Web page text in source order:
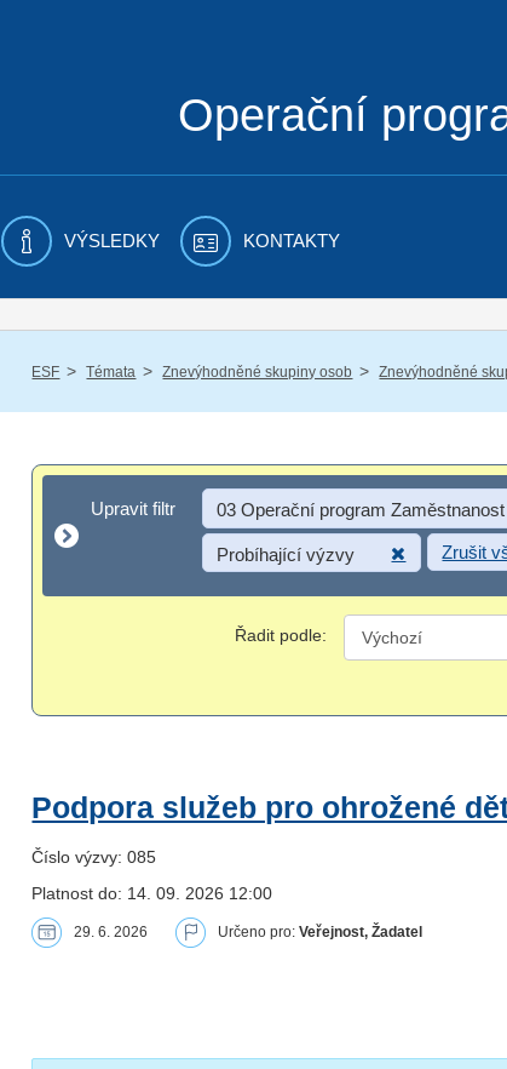
Operační
VÝSLEDKY KONTAKTY
ESF / Témata / Znevýhodněné skupiny osob / Znevýhodněné
Upravit filtr
Upravit filtr 03 Operační program
Probíhající výzvy Zrušit
Řadit podle:
Podpora služeb pro ohrožené
Číslo výzvy: 085
Platnost do: 14. 09. 2026 12:00
29. 6. 2026 Určeno pro:Veřejnost, Žadatel